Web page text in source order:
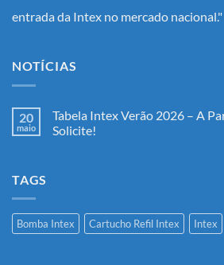
entrada da Intex no mercado nacional."
NOTÍCIAS
20
maio
Tabela Intex Verão 2026 – A
Solicite!
–
A
TAGS
Bomba Intex Cartucho Refil Intex Intex